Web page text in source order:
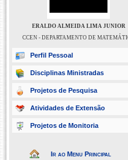
ERALDO ALMEIDA LIMA JUNIOR
CCEN - DEPARTAMENTO DE
Perfil Pessoal
Disciplinas Ministradas
Projetos de Pesquisa
Atividades de Extensão
Projetos de Monitoria
Ir ao Menu Principal